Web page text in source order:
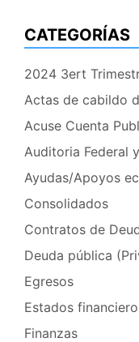
CATEGORÍAS
2024 3ert
Actas de cabildo
Acuse Cuenta
Auditoria Federal
Ayudas/Apoyos
Consolidados
Contratos de
Deuda pública
Egresos
Estados
Finanzas